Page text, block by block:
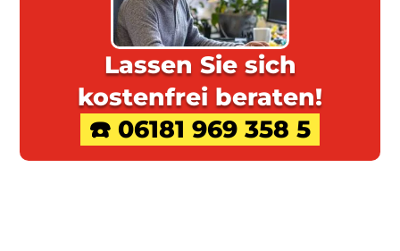
Lassen Sie sich
kostenfrei beraten!
☎️ 06181 969 358 5